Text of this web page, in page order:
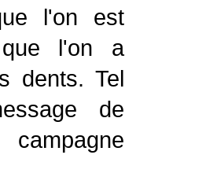
l'on est
l'on a
dents. Tel
de